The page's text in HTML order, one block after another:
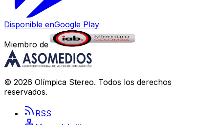
Disponible enGoogle Play
Miembro de
© 2026 Olímpica Stereo. Todos los derechos
reservados.
RSS